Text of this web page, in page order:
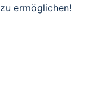
zu ermöglichen!